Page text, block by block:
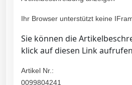
Ihr Browser unterstützt keine
Sie können die
klick auf diesen Link
Artikel Nr.:
0099804241